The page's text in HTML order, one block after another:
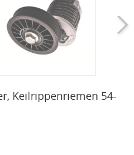
Keilrippenriemen 54-